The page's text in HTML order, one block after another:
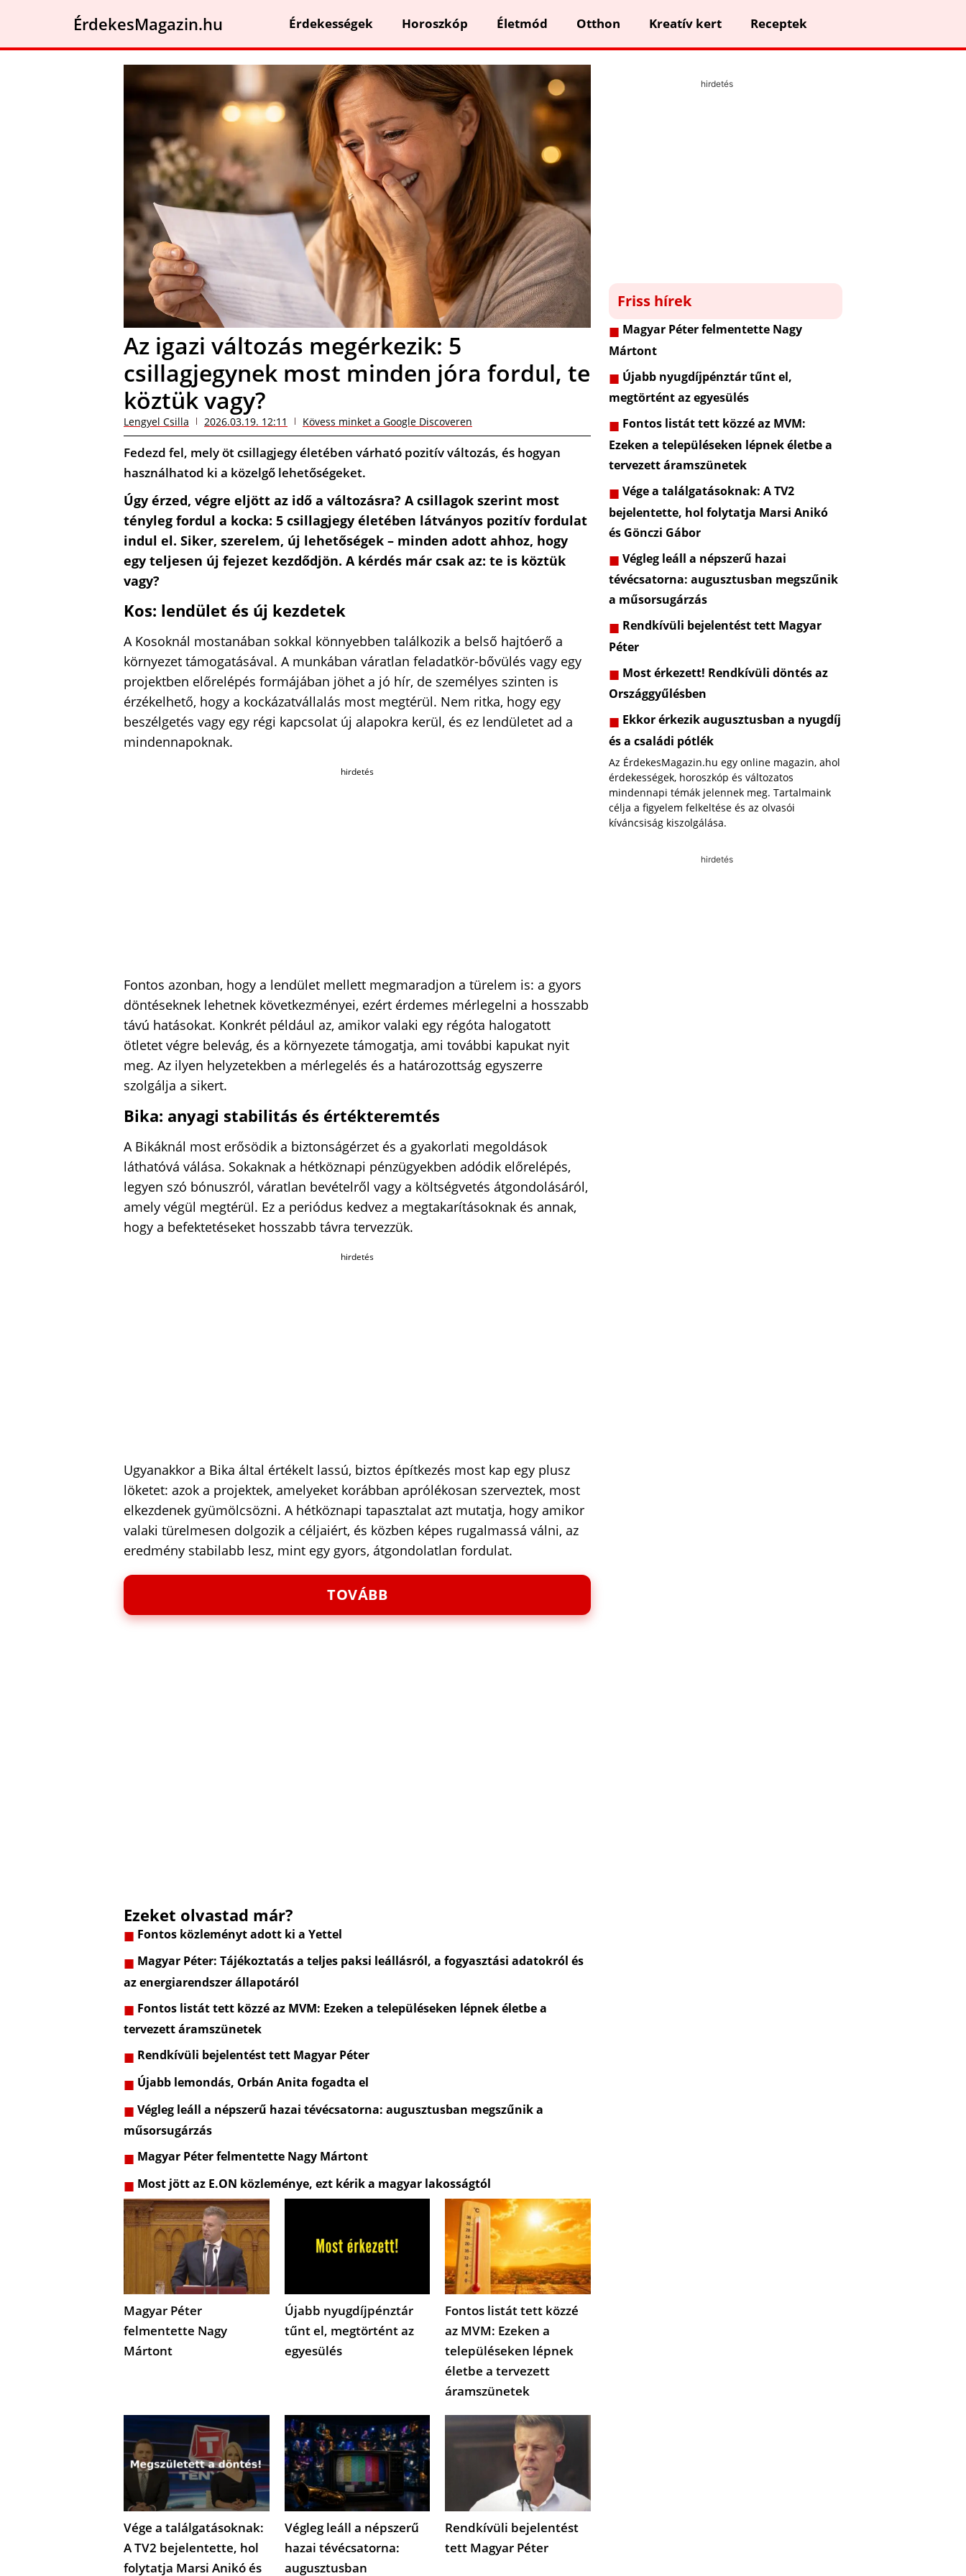
ÉrdekesMagazin.hu Érdekességek Horoszkóp Életmód Otthon Kreatív kert Receptek
Az igazi változás megérkezik: 5
csillagjegynek most minden jóra fordul, te
köztük vagy?
Lengyel Csilla 2026.03.19. 12:11 Kövess minket a Google Discoveren
Fedezd fel, mely öt csillagjegy életében várható pozitív változás, és hogyan
használhatod ki a közelgő lehetőségeket.
Úgy érzed, végre eljött az idő a változásra? A csillagok szerint most
tényleg fordul a kocka: 5 csillagjegy életében látványos pozitív fordulat
indul el. Siker, szerelem, új lehetőségek – minden adott ahhoz, hogy
egy teljesen új fejezet kezdődjön. A kérdés már csak az: te is köztük
vagy?
Kos: lendület és új kezdetek
A Kosoknál mostanában sokkal könnyebben találkozik a belső hajtóerő a
környezet támogatásával. A munkában váratlan feladatkör-bővülés vagy egy
projektben előrelépés formájában jöhet a jó hír, de személyes szinten is
érzékelhető, hogy a kockázatvállalás most megtérül. Nem ritka, hogy egy
beszélgetés vagy egy régi kapcsolat új alapokra kerül, és ez lendületet ad a
mindennapoknak.
hirdetés
Fontos azonban, hogy a lendület mellett megmaradjon a türelem is: a gyors
döntéseknek lehetnek következményei, ezért érdemes mérlegelni a hosszabb
távú hatásokat. Konkrét például az, amikor valaki egy régóta halogatott
ötletet végre belevág, és a környezete támogatja, ami további kapukat nyit
meg. Az ilyen helyzetekben a mérlegelés és a határozottság egyszerre
szolgálja a sikert.
Bika: anyagi stabilitás és értékteremtés
A Bikáknál most erősödik a biztonságérzet és a gyakorlati megoldások
láthatóvá válása. Sokaknak a hétköznapi pénzügyekben adódik előrelépés,
legyen szó bónuszról, váratlan bevételről vagy a költségvetés átgondolásáról,
amely végül megtérül. Ez a periódus kedvez a megtakarításoknak és annak,
hogy a befektetéseket hosszabb távra tervezzük.
hirdetés
Ugyanakkor a Bika által értékelt lassú, biztos építkezés most kap egy plusz
löketet: azok a projektek, amelyeket korábban aprólékosan szerveztek, most
elkezdenek gyümölcsözni. A hétköznapi tapasztalat azt mutatja, hogy amikor
valaki türelmesen dolgozik a céljaiért, és közben képes rugalmassá válni, az
eredmény stabilabb lesz, mint egy gyors, átgondolatlan fordulat.
TOVÁBB
Ezeket olvastad már?
Fontos közleményt adott ki a Yettel
Magyar Péter: Tájékoztatás a teljes paksi leállásról, a fogyasztási adatokról és
az energiarendszer állapotáról
Fontos listát tett közzé az MVM: Ezeken a településeken lépnek életbe a
tervezett áramszünetek
Rendkívüli bejelentést tett Magyar Péter
Újabb lemondás, Orbán Anita fogadta el
Végleg leáll a népszerű hazai tévécsatorna: augusztusban megszűnik a
műsorsugárzás
Magyar Péter felmentette Nagy Mártont
Most jött az E.ON közleménye, ezt kérik a magyar lakosságtól
Magyar Péter
felmentette Nagy
Mártont
Újabb nyugdíjpénztár
tűnt el, megtörtént az
egyesülés
Fontos listát tett közzé
az MVM: Ezeken a
településeken lépnek
életbe a tervezett
áramszünetek
Vége a találgatásoknak:
A TV2 bejelentette, hol
folytatja Marsi Anikó és
Végleg leáll a népszerű
hazai tévécsatorna:
augusztusban
Rendkívüli bejelentést
tett Magyar Péter
hirdetés
Friss hírek
Magyar Péter felmentette Nagy
Mártont
Újabb nyugdíjpénztár tűnt el,
megtörtént az egyesülés
Fontos listát tett közzé az MVM:
Ezeken a településeken lépnek életbe a
tervezett áramszünetek
Vége a találgatásoknak: A TV2
bejelentette, hol folytatja Marsi Anikó
és Gönczi Gábor
Végleg leáll a népszerű hazai
tévécsatorna: augusztusban megszűnik
a műsorsugárzás
Rendkívüli bejelentést tett Magyar
Péter
Most érkezett! Rendkívüli döntés az
Országgyűlésben
Ekkor érkezik augusztusban a nyugdíj
és a családi pótlék
Az ÉrdekesMagazin.hu egy online magazin, ahol
érdekességek, horoszkóp és változatos
mindennapi témák jelennek meg. Tartalmaink
célja a figyelem felkeltése és az olvasói
kíváncsiság kiszolgálása.
hirdetés